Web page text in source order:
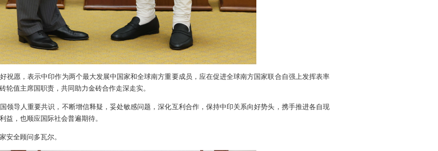
祝愿，表示中印作为两个最大发展中国家和全球南方重要成员，应在促进全球南方国家联合自强上发挥表率
轮值主席国职责，共同助力金砖合作走深走实。
领导人重要共识，不断增信释疑，妥处敏感问题，深化互利合作，保持中印关系向好势头，携手推进各自现
益，也顺应国际社会普遍期待。
安全顾问多瓦尔。